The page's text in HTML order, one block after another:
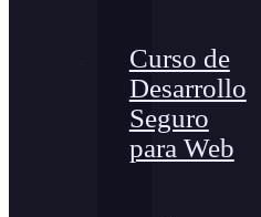
Curso de
Desarrollo
Seguro
para Web